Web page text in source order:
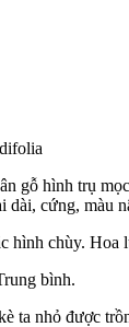
gỗhình trụ mọ
dài, cứng, màu
c hình chùy. Hoa l
bình.
ta nhỏđược trồ